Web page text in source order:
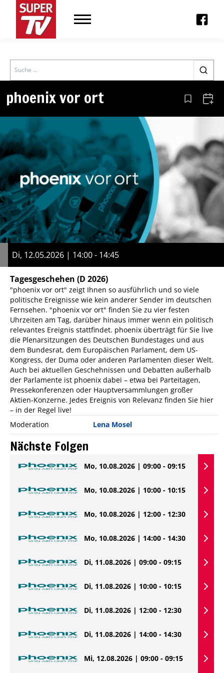
Search
phoenix vor ort Aus den
Di, 12.05.2026 | 14:00 - 14:45
Tagesgeschehen (D 2026)
"phoenix vor ort" zeigt Ihnen so ausführlich und so viele
politische Ereignisse wie kein anderer Sender im deutschen
Fernsehen. "phoenix vor ort" finden Sie zu vier festen
Uhrzeiten am Tag, darüber hinaus immer wenn ein politisch
relevantes Ereignis stattfindet. phoenix überträgt für Sie live
die Plenarsitzungen des Deutschen Bundestages und aus
dem Bundesrat, dem Europäischen Parlament, dem US-
Kongress, der Duma oder anderen Parlamenten dieser Welt.
Auch bei aktuellen Geschehnissen und Debatten außerhalb
der Parlamente ist phoenix dabei – etwa bei Parteitagen,
Pressekonferenzen oder Hauptversammlungen großer
Aktien-Konzerne. Jedes Ereignis von Relevanz finden Sie hier
– in der Regel live!
Moderation
Lena Mosel
Nächste Folgen
Mo, 10.08.2026 | 09:00 - 09:15
Mo, 10.08.2026 | 10:00 - 10:15
Mo, 10.08.2026 | 12:00 - 12:30
Mo, 10.08.2026 | 14:00 - 14:30
Di, 11.08.2026 | 09:00 - 09:15
Di, 11.08.2026 | 10:00 - 10:15
Di, 11.08.2026 | 12:00 - 12:30
Di, 11.08.2026 | 14:00 - 14:30
Mi, 12.08.2026 | 09:00 - 09:15